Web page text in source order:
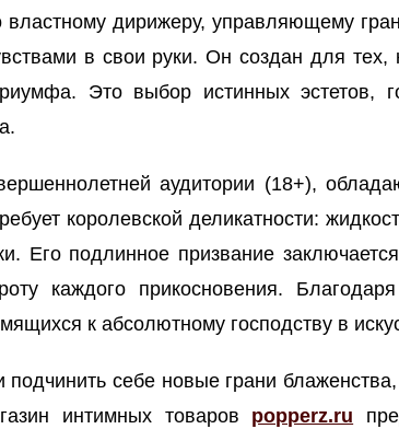
дирижеру, управляющему
в свои руки. Он создан для тех,
Это выбор истинных эстетов,
аудитории (18+),
королевской деликатности:
Его подлинное призвание
каждого прикосновения.
к абсолютному господству в
себе новые грани
интимных товаров popperz.ru